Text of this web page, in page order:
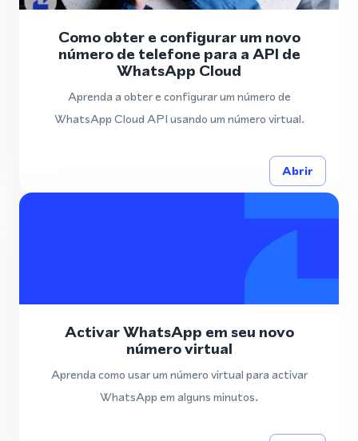
Como obter e configurar um novo
número de telefone para a API de
WhatsApp Cloud
Aprenda a obter e configurar um número de
WhatsApp Cloud API usando um número virtual.
Abrir
Activar WhatsApp em seu novo
número virtual
Aprenda como usar um número virtual para activar
WhatsApp em alguns minutos.